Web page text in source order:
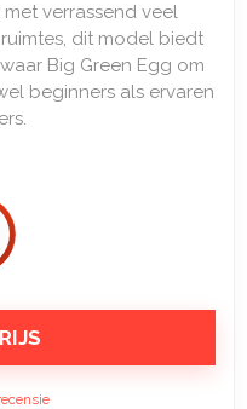
verrassend veel
dit model biedt
Big Green Egg om
beginners als ervaren